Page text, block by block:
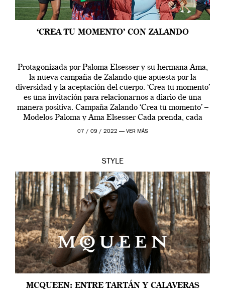
‘CREA TU MOMENTO’ CON ZALANDO
Protagonizada por Paloma Elsesser y su hermana Ama,
la nueva campaña de Zalando que apuesta por la
diversidad y la aceptación del cuerpo. ‘Crea tu momento’
es una invitación para relacionarnos a diario de una
manera positiva. Campaña Zalando ‘Crea tu momento’ –
Modelos Paloma y Ama Elsesser Cada prenda, cada
outfit, cada momento, caracteriza […]
07 / 09 / 2022 — VER MÁS
STYLE
MCQUEEN: ENTRE TARTÁN Y CALAVERAS